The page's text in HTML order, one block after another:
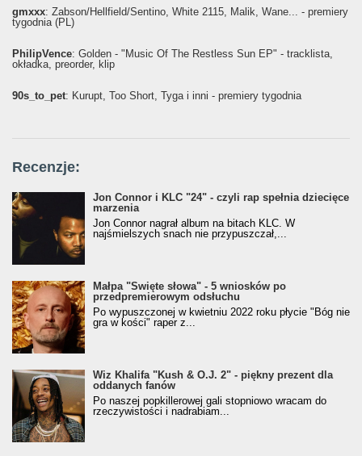
gmxxx: Żabson/Hellfield/Sentino, White 2115, Malik, Wane... - premiery
tygodnia (PL)
PhilipVence: Golden - "Music Of The Restless Sun EP" - tracklista,
okładka, preorder, klip
90s_to_pet: Kurupt, Too Short, Tyga i inni - premiery tygodnia
Recenzje:
Jon Connor i KLC "24" - czyli rap spełnia dziecięce
marzenia
Jon Connor nagrał album na bitach KLC. W
najśmielszych snach nie przypuszczał,...
Małpa "Święte słowa" - 5 wniosków po
przedpremierowym odsłuchu
Po wypuszczonej w kwietniu 2022 roku płycie "Bóg nie
gra w kości" raper z...
Wiz Khalifa "Kush & O.J. 2" - piękny prezent dla
oddanych fanów
Po naszej popkillerowej gali stopniowo wracam do
rzeczywistości i nadrabiam...